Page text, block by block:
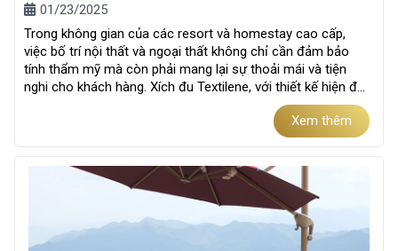
01/23/2025
Trong không gian của các resort và homestay cao cấp,
việc bố trí nội thất và ngoại thất không chỉ cần đảm bảo
tính thẩm mỹ mà còn phải mang lại sự thoải mái và tiện
nghi cho khách hàng. Xích đu Textilene, với thiết kế hiện đại
Xem thêm